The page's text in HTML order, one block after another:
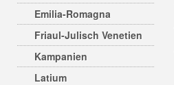
Emilia-Romagna
Friaul-Julisch Venetien
Kampanien
Latium